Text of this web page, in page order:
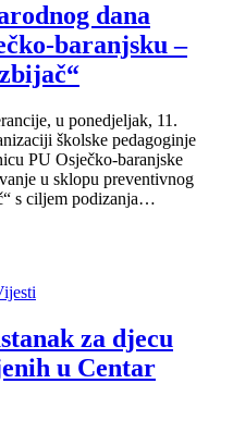
dana
baranjsku –
u ponedjeljak, 11.
školske pedagoginje
PU Osječko-baranjske
u sklopu preventivnog
s ciljem podizanja…
za djecu
u Centar